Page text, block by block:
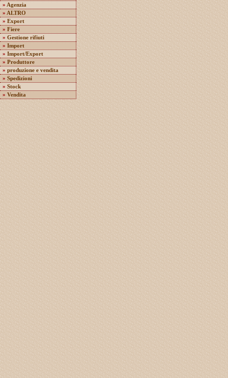
» Agenzia
» ALTRO
» Export
» Fiere
» Gestione rifiuti
» Import
» Import/Export
» Produttore
» produzione e vendita
» Spedizioni
» Stock
» Vendita